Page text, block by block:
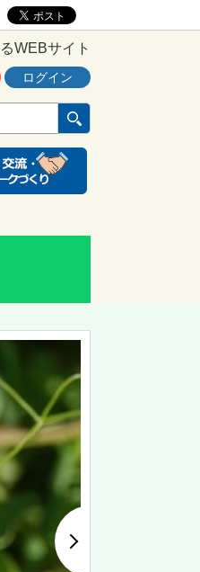
WEBサイト
ログイン